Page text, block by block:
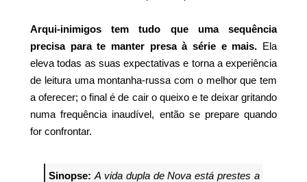
Arqui-inimigos
tem tudo que uma sequência
precisa para te manter presa à série e mais. Ela
eleva todas as suas expectativas e torna a experiência
de leitura uma montanha-russa com o melhor que tem
a oferecer; o final é de cair o queixo e te deixar gritando
numa frequência inaudível, então se prepare quando
for confrontar.
Sinopse: A vida dupla de Nova está prestes a